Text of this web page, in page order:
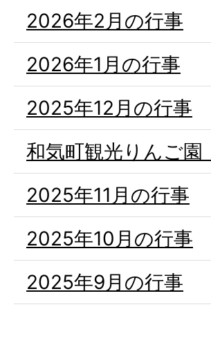
2026年2月の行事
2026年1月の行事
2025年12月の行事
和気町観光りんご
2025年11月の行事
2025年10月の行事
2025年9月の行事